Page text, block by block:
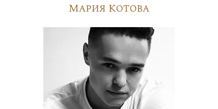
Мария Котова